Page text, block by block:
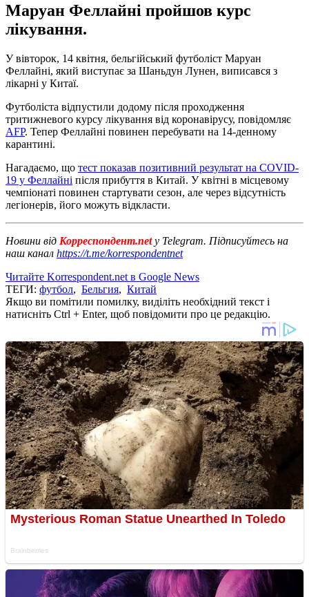
Маруан Феллайні пройшов курс
лікування.
У вівторок, 14 квітня, бельгійський футболіст Маруан
Феллайні, який виступає за Шаньдун Лунен, виписався з
лікарні у Китаї.
Футболіста відпустили додому після проходження
тритижневого курсу лікування від коронавірусу, повідомляє
AFP. Тепер Феллайні повинен перебувати на 14-денному
карантині.
Нагадаємо, що тест показав позитивний результат на COVID-
19 у Феллайні після прибуття в Китай. У квітні в місцевому
чемпіонаті повинен стартувати сезон, але через відсутність
легіонерів, його можуть відкласти.
Новини від Корреспондент.net у Telegram. Підписуйтесь на
наш канал https://t.me/korrespondentnet
Читайте Korrespondent.net в Google News
ТЕГИ: футбол, Бельгия, Китай
Якщо ви помітили помилку, виділіть необхідний текст і
натисніть Ctrl + Enter, щоб повідомити про це редакцію.